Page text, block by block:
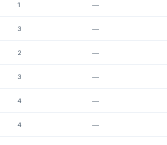
1 —
3 —
2 —
3 —
4 —
4 —